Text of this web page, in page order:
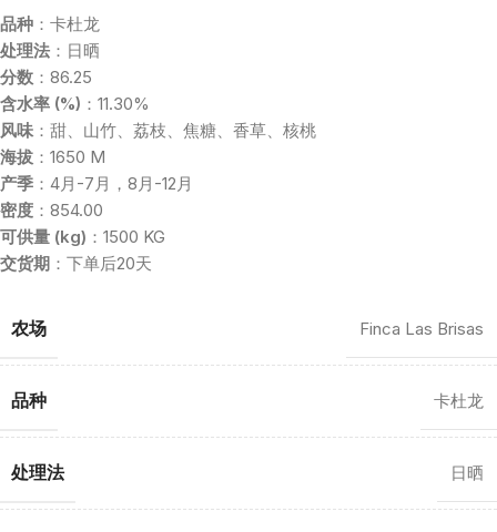
品种 ：卡杜龙
处理法 ：日晒
分数 ：86.25
含水率 (%) ：11.30%
风味 ：甜、山竹、荔枝、焦糖、香草、核桃
海拔 ：1650 M
产季 ：4月-7月，8月-12月
密度 ：854.00
可供量 (kg) ：1500 KG
交货期 ：下单后20天
农场 Finca Las Brisas
品种 卡杜龙
处理法 日晒